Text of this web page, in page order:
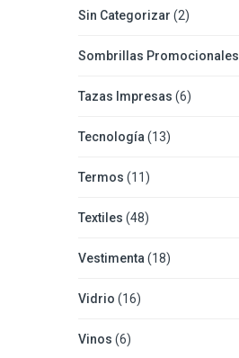
Sin Categorizar (2)
Sombrillas Promocionales
Tazas Impresas (6)
Tecnología (13)
Termos (11)
Textiles (48)
Vestimenta (18)
Vidrio (16)
Vinos (6)